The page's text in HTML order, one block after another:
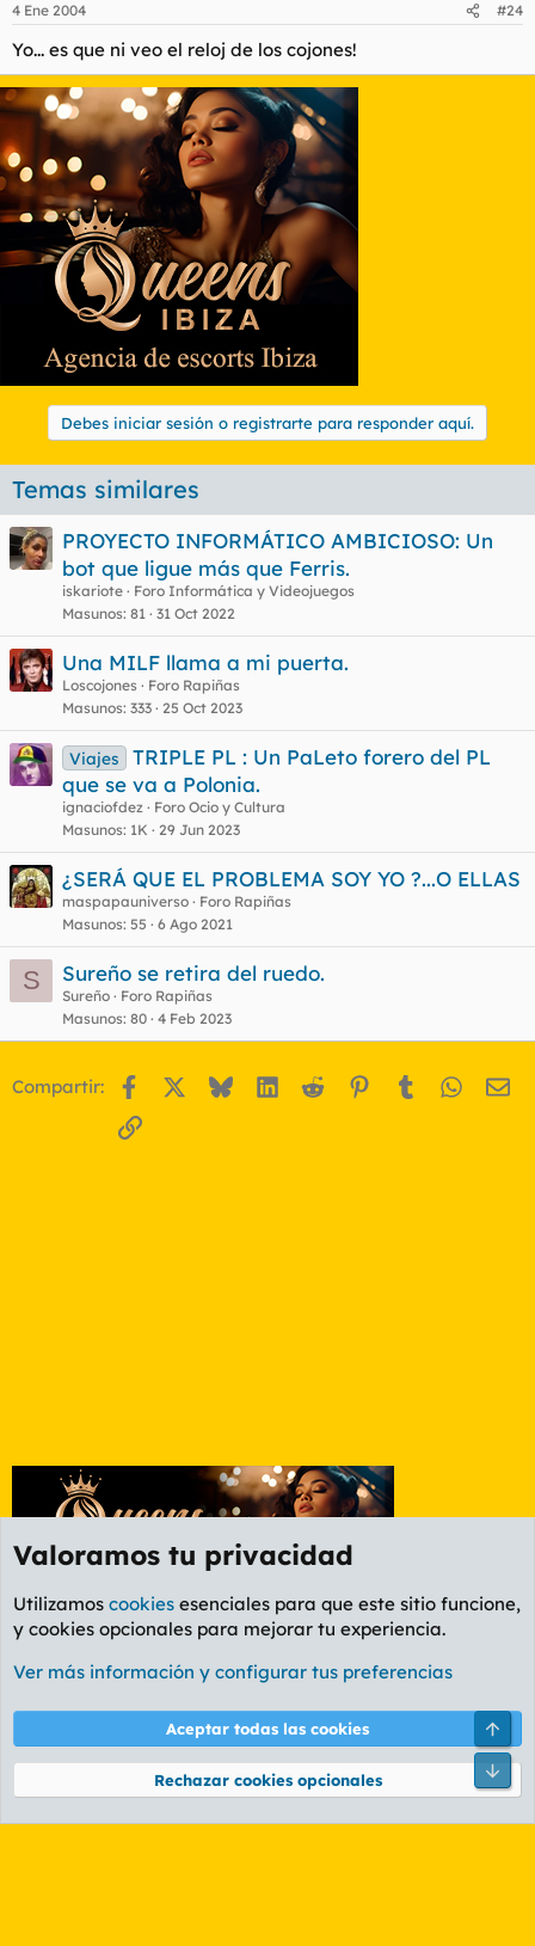
4 Ene 2004 #24
Yo... es que ni veo el reloj de los cojones!
Debes iniciar sesión o registrarte para responder aquí.
Temas similares
PROYECTO INFORMÁTICO AMBICIOSO: Un
bot que ligue más que Ferris.
iskariote
Foro Informática y Videojuegos
Masunos 81 31 Oct 2022
Una MILF llama a mi puerta.
Loscojones
Foro Rapiñas
Masunos 333 25 Oct 2023
Viajes
TRIPLE PL : Un PaLeto forero del PL
que se va a Polonia.
ignaciofdez
Foro Ocio y Cultura
Masunos 1K 29 Jun 2023
¿SERÁ QUE EL PROBLEMA SOY YO ?...O ELLAS
maspapauniverso
Foro Rapiñas
Masunos 55 6 Ago 2021
S Sureño se retira del ruedo.
Sureño
Foro Rapiñas
Masunos 80 4 Feb 2023
Compartir: Facebook BlueskyLinkedIn
Reddit Pinterest
Tumblr
Enlace
Foro General
Cookies
PL OLDSTYLE AMARILLO
Términos y reglas Política de privacidad Ayuda
Community platform by XenForo® © 2010-2026 XenForo Ltd.
Valoramos tu privacidad
Utilizamos cookies esenciales para que este sitio funcione,
y cookies opcionales para mejorar tu experiencia.
Ver más información y configurar tus preferencias
Aceptar todas las cookies
Rechazar cookies opcionales
Pie